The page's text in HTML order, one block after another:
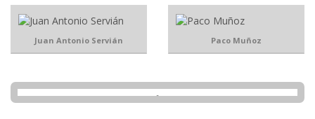
Juan Antonio Servián Paco Muñoz